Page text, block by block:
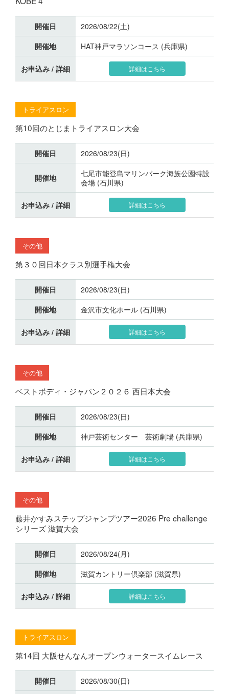
開催日
2026/08/22(土)
開催地
HAT神戸マラソンコース (兵庫県)
お申込み / 詳細 詳細はこちら
トライアスロン
第10回のとじまトライアスロン大会
開催日 2026/08/23(日)
開催地
七尾市能登島マリンパーク海族公園特設
会場 (石川県)
お申込み / 詳細 詳細はこちら
その他
第３０回日本クラス別選手権大会
開催日
2026/08/23(日)
開催地
金沢市文化ホール (石川県)
お申込み / 詳細 詳細はこちら
その他
ベストボディ・ジャパン２０２６ 西日本大会
開催日
2026/08/23(日)
開催地
神戸芸術センター 芸術劇場 (兵庫県)
お申込み / 詳細 詳細はこちら
その他
藤井かすみステップジャンプツアー2026 Pre challenge
シリーズ 滋賀大会
開催日
2026/08/24(月)
開催地
滋賀カントリー倶楽部 (滋賀県)
お申込み / 詳細 詳細はこちら
トライアスロン
第14回 大阪せんなんオープンウォータースイムレース
開催日 2026/08/30(日)